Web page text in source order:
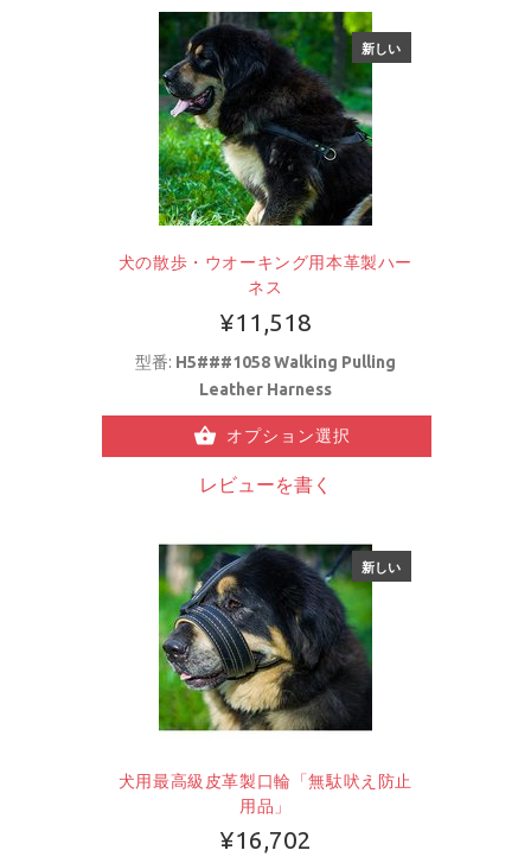
新しい
犬の散歩・ウオーキング用本革製ハー
ネス
¥11,518
型番: H5###1058 Walking Pulling
Leather Harness
オプション選択
レビューを書く
新しい
犬用最高級皮革製口輪「無駄吠え防止
用品」
¥16,702